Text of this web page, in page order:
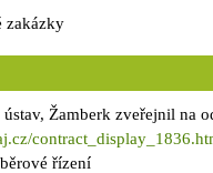
zakázky
Žamberk zveřejnil na
řízení